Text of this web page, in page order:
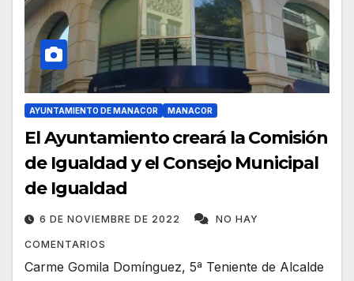
AYUNTAMIENTO DE MANACOR MANACOR
El Ayuntamiento creará la Comisión
de Igualdad y el Consejo Municipal
de Igualdad
6 DE NOVIEMBRE DE 2022 NO HAY
COMENTARIOS
Carme Gomila Domínguez, 5ª Teniente de Alcalde